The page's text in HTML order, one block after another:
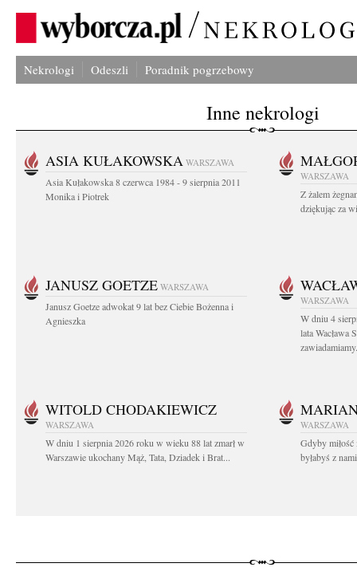
Nekrologi Odeszli Poradnik pogrzebowy
Inne nekrologi
ASIA KUŁAKOWSKA WARSZAWA
Asia Kułakowska 8 czerwca 1984 - 9 sierpnia 2011
Monika i Piotrek
WARSZAWA
Z żalem
dziękując za
JANUSZ GOETZE WARSZAWA
Janusz Goetze adwokat 9 lat bez Ciebie Bożenna i
Agnieszka
WARSZAWA
W dniu 4
lata Wacława
WITOLD CHODAKIEWICZ
WARSZAWA
W dniu 1 sierpnia 2026 roku w wieku 88 lat zmarł w
Warszawie ukochany Mąż, Tata, Dziadek i Brat...
WARSZAWA
Gdyby miłość
byłabyś z